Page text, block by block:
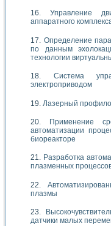
Управление
аппаратного
Определение
по данным
технологии
Система
электроприводом
Лазерный
Применение
автоматизации
биореакторе
Разработка
плазменных
плазмы
датчики малых